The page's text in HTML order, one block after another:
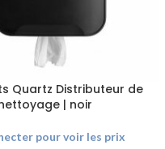
Quartz Distributeur de
| noir
pour voir les prix